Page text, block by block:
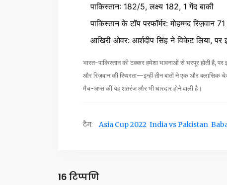
पाकिस्तान: 182/5, लक्ष्य 182, 1 गेंद बाकी
पाकिस्तान के टॉप परफॉर्मर: मोहम्मद रिज़वान
आखिरी ओवर: आर्शदीप सिंह ने विकेट लिया,
भारत-पाकिस्तान की टक्कर हमेशा भावनाओं से भरपूर होती है,
और रिज़वान की स्थिरता—इन्हीं तीन बातों ने एक और
मैच-अप्स की यह शतरंज और भी धारदार होने वाली है।
टैग: Asia Cup 2022 India vs Pakistan
16 टिप्पणि